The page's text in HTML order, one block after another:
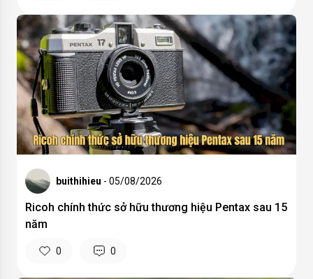
buithihieu - 05/08/2026
Ricoh chính thức sở hữu thương hiệu Pentax sau 15
năm
0 0